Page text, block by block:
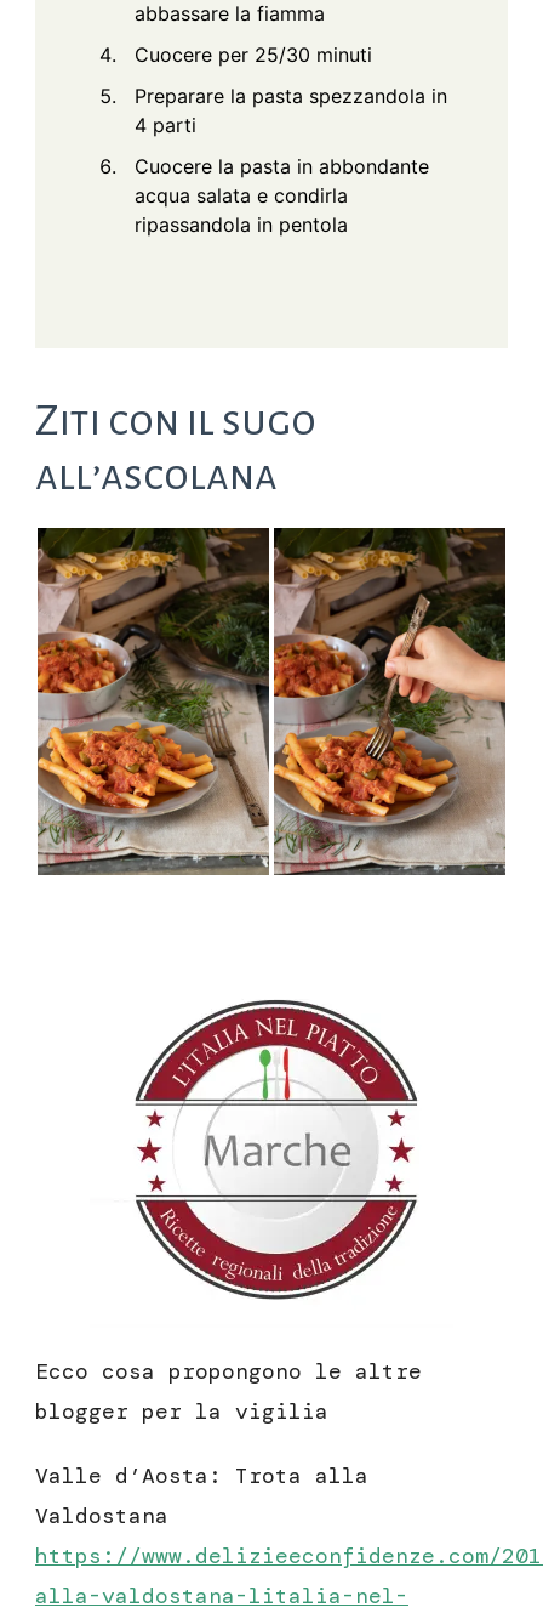
abbassare la fiamma
Cuocere per 25/30 minuti
Preparare la pasta spezzandola in
4 parti
Cuocere la pasta in abbondante
acqua salata e condirla
ripassandola in pentola
Ziti con il sugo
all’ascolana
Ecco cosa propongono le altre
blogger per la vigilia
Valle d’Aosta: Trota alla
Valdostana
https://www.delizieeconfidenze.com/
alla-valdostana-litalia-nel-